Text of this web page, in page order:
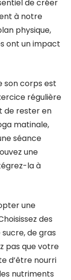
de créer
à notre
physique,
ont un impact
son corps est
régulière
de rester en
matinale,
séance
une
la à
une
des
de gras
pas que votre
d’être nourri
nutriments